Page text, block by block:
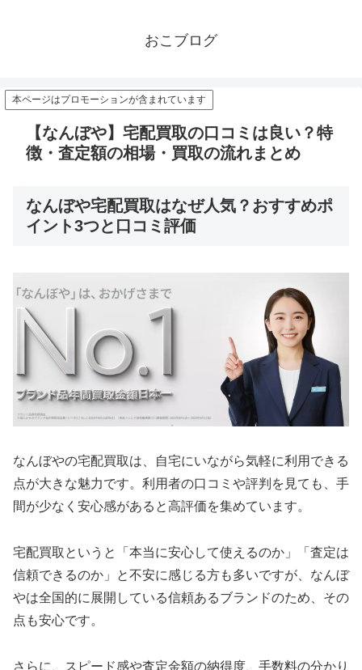
おこブログ
本ページはプロモーションが含まれています
【なんぼや】宅配買取の口コミは良い？特
徴・査定額の相場・買取の流れまとめ
なんぼや宅配買取はなぜ人気？おすすめポ
イント3つと口コミ評価
なんぼやの宅配買取は、自宅にいながら気軽に利用できる
点が大きな魅力です。利用者の口コミや評判を見ても、手
間が少なく安心感があると高評価を集めています。
宅配買取というと「本当に安心して使えるのか」「査定は
信頼できるのか」と不安に感じる方も多いですが、なんぼ
やは全国的に展開している信頼あるブランドのため、その
点も安心です。
さらに、スピード感や査定金額の納得度、手数料の分かり